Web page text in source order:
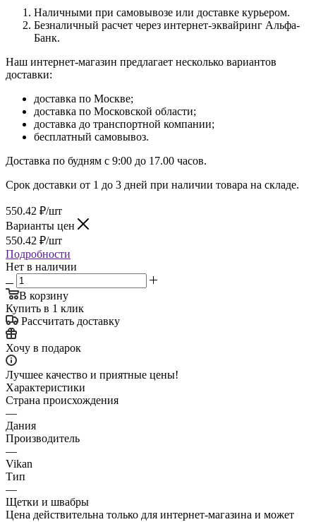
Наличными при самовывозе или доставке курьером.
Безналичный расчет через интернет-эквайринг Альфа-
Банк.
Наш интернет-магазин предлагает несколько вариантов
доставки:
доставка по Москве;
доставка по Московской области;
доставка до транспортной компании;
бесплатный самовывоз.
Доставка по будням с 9:00 до 17.00 часов.
Срок доставки от 1 до 3 дней при наличии товара на складе.
550.42 ₽/шт
Варианты цен
550.42 ₽/шт
Подробности
Нет в наличии
В корзину
Купить в 1 клик
Рассчитать доставку
Хочу в подарок
Лучшее качество и приятные цены!
Характеристики
Страна происхождения
—
Дания
Производитель
—
Vikan
Тип
—
Щетки и швабры
Цена действительна только для интернет-магазина и может